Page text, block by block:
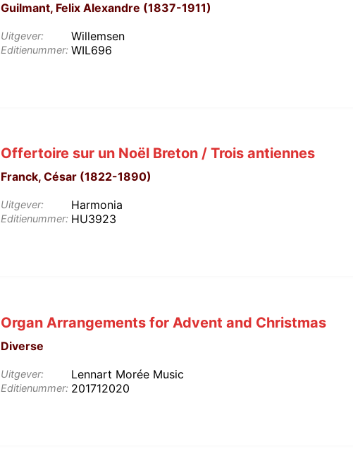
Guilmant, Felix Alexandre (1837-1911)
Uitgever: Willemsen
Editienummer: WIL696
Offertoire sur un Noël Breton / Trois antiennes
Franck, César (1822-1890)
Uitgever: Harmonia
Editienummer: HU3923
Organ Arrangements for Advent and Christmas
Diverse
Uitgever: Lennart Morée Music
Editienummer: 201712020